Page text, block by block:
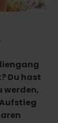
Du hast
werden,